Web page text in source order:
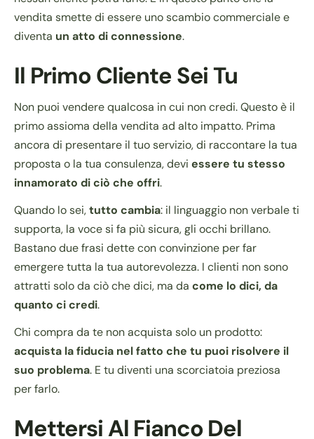
vendita smette di essere uno scambio commerciale e
diventa un atto di connessione.
Il Primo Cliente Sei Tu
Non puoi vendere qualcosa in cui non credi. Questo è il
primo assioma della vendita ad alto impatto. Prima
ancora di presentare il tuo servizio, di raccontare la tua
proposta o la tua consulenza, devi essere tu stesso
innamorato di ciò che offri.
Quando lo sei,tutto cambia: il linguaggio non verbale ti
supporta, la voce si fa più sicura, gli occhi brillano.
Bastano due frasi dette con convinzione per far
emergere tutta la tua autorevolezza. I clienti non sono
attratti solo da ciò che dici, ma da come lo dici, da
quanto ci credi.
Chi compra da te non acquista solo un prodotto:
acquista la fiducia nel fatto che tu puoi risolvere il
suo problema. E tu diventi una scorciatoia preziosa
per farlo.
Mettersi Al Fianco Del